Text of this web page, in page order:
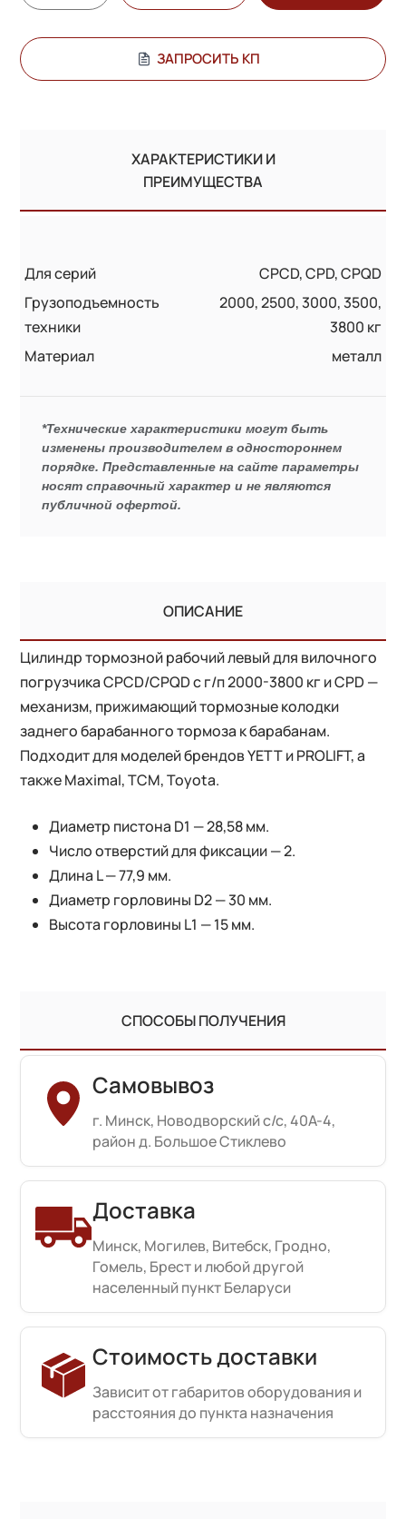
ЗАПРОСИТЬ КП
ХАРАКТЕРИСТИКИ И
ПРЕИМУЩЕСТВА
Для серий
CPCD, CPD, CPQD
Грузоподъемность
техники
2000, 2500, 3000, 3500,
3800 кг
Материал
металл
*Технические характеристики могут быть
изменены производителем в одностороннем
порядке. Представленные на сайте параметры
носят справочный характер и не являются
публичной офертой.
ОПИСАНИЕ
Цилиндр тормозной рабочий левый для вилочного
погрузчика CPCD/CPQD с г/п 2000-3800 кг и CPD —
механизм, прижимающий тормозные колодки
заднего барабанного тормоза к барабанам.
Подходит для моделей брендов YETT и PROLIFT, а
также Maximal, TCM, Toyota.
Диаметр пистона D1 — 28,58 мм.
Число отверстий для фиксации — 2.
Длина L — 77,9 мм.
Диаметр горловины D2 — 30 мм.
Высота горловины L1 — 15 мм.
СПОСОБЫ ПОЛУЧЕНИЯ
Самовывоз
г. Минск, Новодворский с/с, 40А-4,
район д. Большое Стиклево
Доставка
Минск, Могилев, Витебск, Гродно,
Гомель, Брест и любой другой
населенный пункт Беларуси
Стоимость доставки
Зависит от габаритов оборудования и
расстояния до пункта назначения